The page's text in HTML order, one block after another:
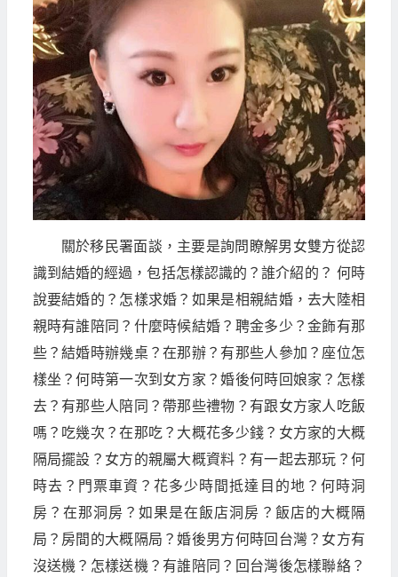
關於移民署面談，主要是詢問瞭解男女雙方從認
識到結婚的經過，包括怎樣認識的？誰介紹的？ 何時
說要結婚的？怎樣求婚？如果是相親結婚，去大陸相
親時有誰陪同？什麼時候結婚？聘金多少？金飾有那
些？結婚時辦幾桌？在那辦？有那些人參加？座位怎
樣坐？何時第一次到女方家？婚後何時回娘家？怎樣
去？有那些人陪同？帶那些禮物？有跟女方家人吃飯
嗎？吃幾次？在那吃？大概花多少錢？女方家的大概
隔局擺設？女方的親屬大概資料？有一起去那玩？何
時去？門票車資？花多少時間抵達目的地？何時洞
房？在那洞房？如果是在飯店洞房？飯店的大概隔
局？房間的大概隔局？婚後男方何時回台灣？女方有
沒送機？怎樣送機？有誰陪同？回台灣後怎樣聯絡？